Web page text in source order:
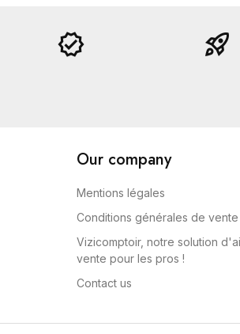
verified rocket_launch
Our company
Mentions légales
Conditions générales de vente
Vizicomptoir, notre solution
vente pour les pros !
Contact us